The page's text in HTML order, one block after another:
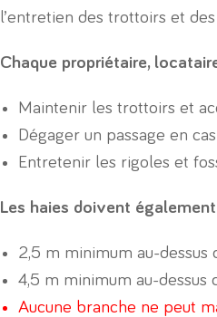
l’entretien des trottoirs et
Chaque propriétaire,
Maintenir les trottoirs et
Dégager un passage en
Entretenir les rigoles et
Les haies doivent
2,5 m minimum au-dessus
4,5 m minimum au-dessus
Aucune branche ne peut